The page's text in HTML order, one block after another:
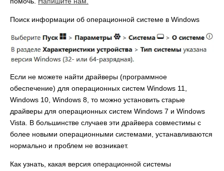
Поиск информации об операционной системе в Windows
Если не можете найти драйверы (программное
обеспечение) для операционных систем Windows 11,
Windows 10, Windows 8, то можно установить старые
драйверы для операционных систем Windows 7 и Windows
Vista. В большинстве случаев эти драйвера совместимы с
более новыми операционными системами, устанавливаются
нормально и проблем не возникает.
Как узнать, какая версия операционной системы